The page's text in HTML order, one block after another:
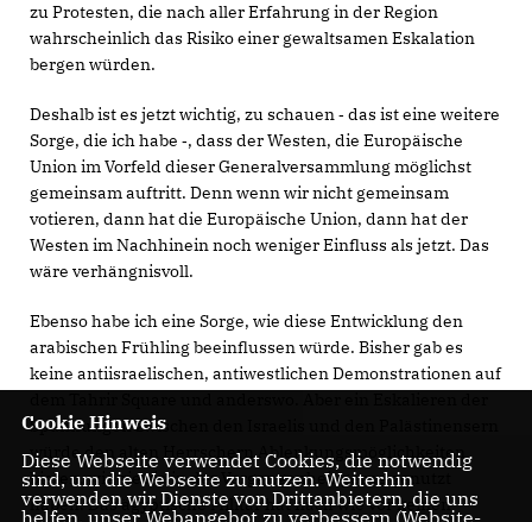
zu Protesten, die nach aller Erfahrung in der Region
wahrscheinlich das Risiko einer gewaltsamen Eskalation
bergen würden.
Deshalb ist es jetzt wichtig, zu schauen ‑ das ist eine weitere
Sorge, die ich habe ‑, dass der Westen, die Europäische
Union im Vorfeld dieser Generalversammlung möglichst
gemeinsam auftritt. Denn wenn wir nicht gemeinsam
votieren, dann hat die Europäische Union, dann hat der
Westen im Nachhinein noch weniger Einfluss als jetzt. Das
wäre verhängnisvoll.
Ebenso habe ich eine Sorge, wie diese Entwicklung den
arabischen Frühling beeinflussen würde. Bisher gab es
keine antiisraelischen, antiwestlichen Demonstrationen auf
Spannungen zwischen den Israelis und den Palästinensern
würde den alten Herrschern Ablenkungsmöglichkeiten
bieten, wie sie sie in der Vergangenheit gerne genutzt
haben. Das ägyptische Militär hat nach wie vor keinen
Cookie Hinweis
Diese Webseite verwendet Cookies, die notwendig
sind, um die Webseite zu nutzen. Weiterhin
verwenden wir Dienste von Drittanbietern, die uns
helfen, unser Webangebot zu verbessern (Website-